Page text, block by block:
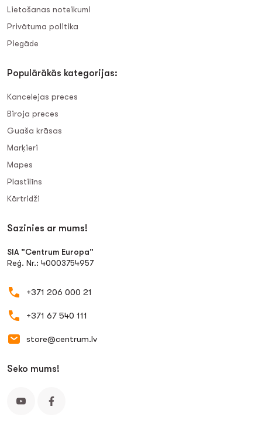
Lietošanas noteikumi
Privātuma politika
Piegāde
Populārākās kategorijas:
Kancelejas preces
Biroja preces
Guaša krāsas
Marķieri
Mapes
Plastilīns
Kārtridži
Sazinies ar mums!
SIA "Centrum Europa"
Reģ. Nr.: 40003754957
+371 206 000 21
+371 67 540 111
store@centrum.lv
Seko mums!